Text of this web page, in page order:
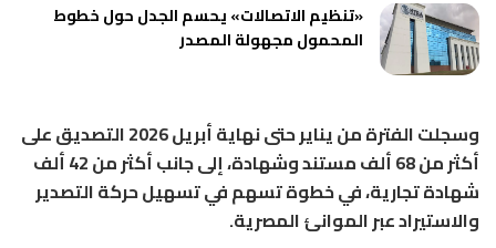
«تنظيم الاتصالات» يحسم الجدل حول خطوط
المحمول مجهولة المصدر
وسجلت الفترة من يناير حتى نهاية أبريل 2026 التصديق على
أكثر من 68 ألف مستند وشهادة، إلى جانب أكثر من 42 ألف
شهادة تجارية، في خطوة تسهم في تسهيل حركة التصدير
والاستيراد عبر الموانئ المصرية.